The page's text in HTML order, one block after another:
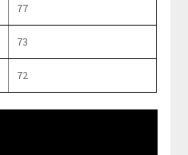
77
73
72